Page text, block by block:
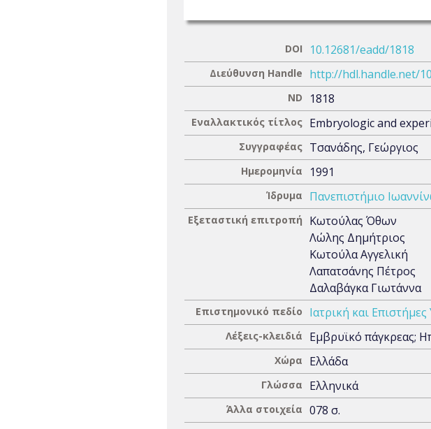
DOI 10.12681/eadd/1818
Διεύθυνση Handle http://hdl.handle.net/
ND 1818
Εναλλακτικός τίτλος Embryologic and
Συγγραφέας Τσανάδης, Γεώργιος
Ημερομηνία 1991
Ίδρυμα Πανεπιστήμιο
Εξεταστική επιτροπή
Κωτούλας Όθων
Λώλης Δημήτριος
Κωτούλα Αγγελική
Λαπατσάνης Πέτρος
Δαλαβάγκα Γιωτάννα
Επιστημονικό πεδίο Ιατρική και Επιστήμες
Λέξεις-κλειδιά Εμβρυϊκό πάγκρεας;
Χώρα Ελλάδα
Γλώσσα Ελληνικά
Άλλα στοιχεία 078 σ.